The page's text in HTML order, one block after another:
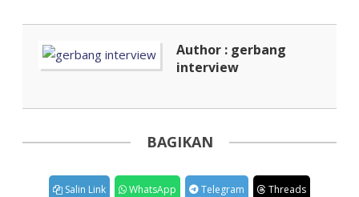
Author : gerbang
interview
BAGIKAN
Salin Link WhatsApp Telegram Threads